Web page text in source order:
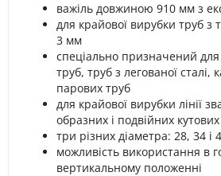
важіль довжиною 910 мм з
для крайової вирубки труб з
3 мм
спеціально призначений для
труб, труб з легованої сталі,
парових труб
для крайової вирубки лінії
образних і подвійних
три різних діаметра: 28, 34 і
можливість використання в
вертикальному положенні